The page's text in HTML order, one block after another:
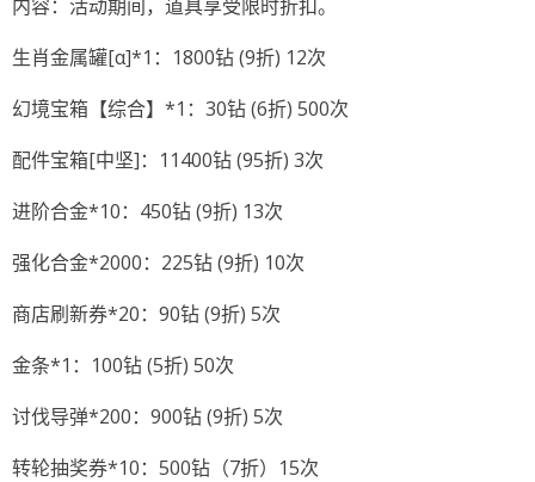
内容：活动期间，道具享受限时折扣。
生肖金属罐[α]*1：1800钻 (9折) 12次
幻境宝箱【综合】*1：30钻 (6折) 500次
配件宝箱[中坚]：11400钻 (95折) 3次
进阶合金*10：450钻 (9折) 13次
强化合金*2000：225钻 (9折) 10次
商店刷新券*20：90钻 (9折) 5次
金条*1：100钻 (5折) 50次
讨伐导弹*200：900钻 (9折) 5次
转轮抽奖券*10：500钻（7折）15次